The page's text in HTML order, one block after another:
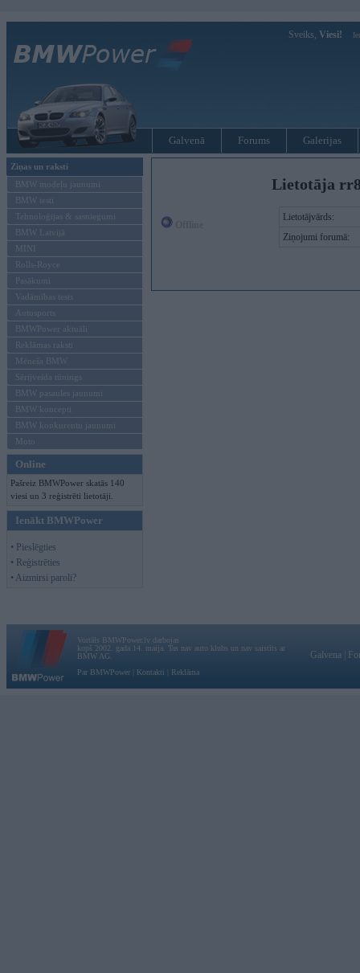
Sveiks, Viesi!
Galvenā Forums Galerijas
Ziņas un raksti
BMW modeļu jaunumi
BMW testi
Tehnoloģijas & sasniegumi
BMW Latvijā
MINI
Rolls-Royce
Pasākumi
Vadāmības tests
Autosports
BMWPower aktuāli
Reklāmas raksti
Mēneša BMW
Sērijveida tūnings
BMW pasaules jaunumi
BMW koncepti
BMW konkurentu jaunumi
Moto
Online
Pašreiz BMWPower skatās 140
viesi un 3 reģistrēti lietotāji.
Ienākt BMWPower
• Pieslēgties
• Reģistrēties
• Aizmirsi paroli?
Lietotāja
Lietotājvārds:
Ziņojumi forumā:
Vortāls BMWPower.lv darbojas
kopš 2002. gada 14. maija. Tas nav auto klubs un nav saistīts ar
BMW AG.
Par BMWPower
Kontakti Reklāma
Galvena